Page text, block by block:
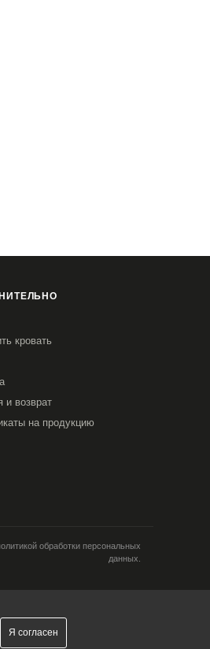
кровать
и возврат
на продукцию
обработки персональных
данных.
Я согласен